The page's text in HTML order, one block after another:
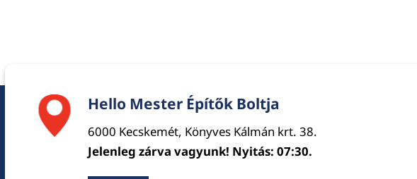
Hello Mester Építők Boltja
6000 Kecskemét, Könyves Kálmán krt. 38.
Jelenleg zárva vagyunk! Nyitás: 07:30.